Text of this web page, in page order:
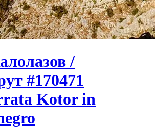
/
#170471
Kotor in